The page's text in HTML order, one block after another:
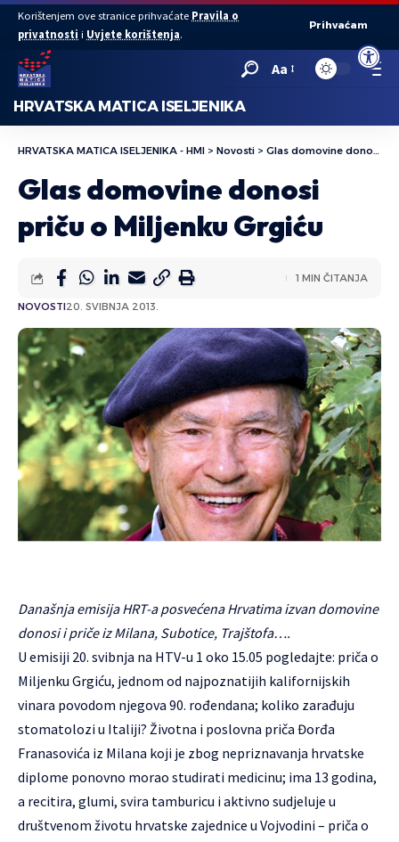
Open
Korištenjem ove stranice prihvaćate Pravila o
privatnosti i Uvjete korištenja.
Prihvaćam
Aa
HRVATSKA MATICA ISELJENIKA
HRVATSKA MATICA ISELJENIKA - HMI > Novosti > Glas domovine donosi priču o Miljenku Grgiću
Glas domovine donosi
priču o Miljenku Grgiću
NOVOSTI20. SVIBNJA 2013.
1 MIN ČITANJA
Današnja emisija HRT-a posvećena Hrvatima izvan domovine
donosi i priče iz Milana, Subotice, Trajštofa….
U emisiji 20. svibnja na HTV-u 1 oko 15.05 pogledajte: priča o
Miljenku Grgiću, jednom od najpoznatijih kalifornijskih
vinara povodom njegova 90. rođendana; koliko zarađuju
stomatolozi u Italiji? Životna i poslovna priča Đorđa
Franasovića iz Milana koji je zbog nepriznavanja hrvatske
diplome ponovno morao studirati medicinu; ima 13 godina,
a recitira, glumi, svira tamburicu i aktivno sudjeluje u
društvenom životu hrvatske zajednice u Vojvodini – priča o